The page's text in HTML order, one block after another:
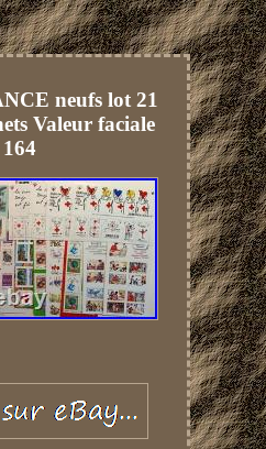
neufs lot 21
Valeur faciale
164